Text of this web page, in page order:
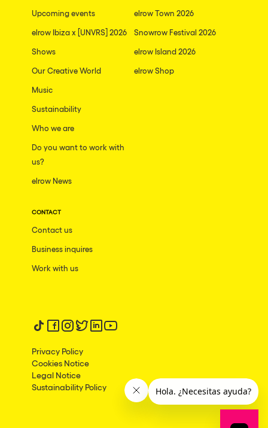
Upcoming events
elrow Ibiza x [UNVRS] 2026
Shows
Our Creative World
Music
Sustainability
Who we are
Do you want to work with
us?
elrow News
elrow Town 2026
Snowrow Festival 2026
elrow Island 2026
elrow Shop
CONTACT
Contact us
Business inquires
Work with us
Follow us on tiktok
Follow us on facebook
Follow us on instagram
Follow us on twitter
Follow us on linkedin
Follow us on youtube
Privacy Policy
Cookies Notice
Legal Notice
Sustainability Policy